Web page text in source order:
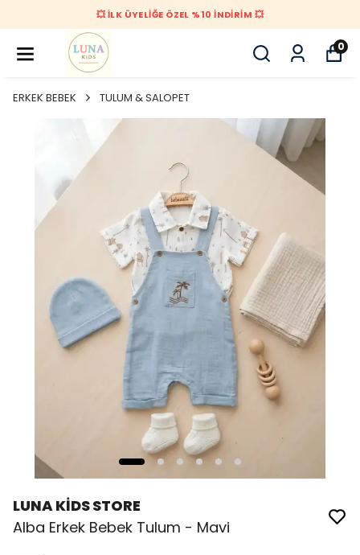
💥 İLK ÜYELİĞE ÖZEL %10 İNDİRİM 💥
0
ERKEK BEBEK TULUM & SALOPET
LUNA KİDS STORE
Alba Erkek Bebek Tulum - Mavi